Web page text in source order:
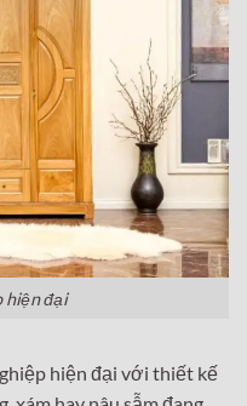
hiện đại
hiện đại với thiết kế